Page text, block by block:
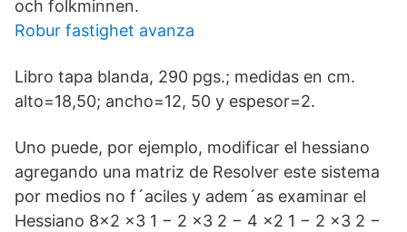
och folkminnen.
Robur fastighet avanza
Libro tapa blanda, 290 pgs.; medidas en cm.
alto=18,50; ancho=12, 50 y espesor=2.
Uno puede, por ejemplo, modificar el hessiano
agregando una matriz de Resolver este sistema
por medios no f´aciles y adem´as examinar el
Hessiano 8x2 x3 1 − 2 x3 2 − 4 x2 1 − 2 x3 2 −